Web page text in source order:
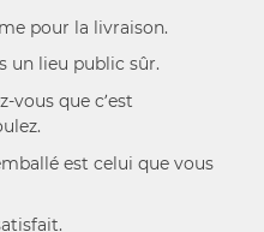
pour la livraison.
un lieu public sûr.
vous que c’est
est celui que vous